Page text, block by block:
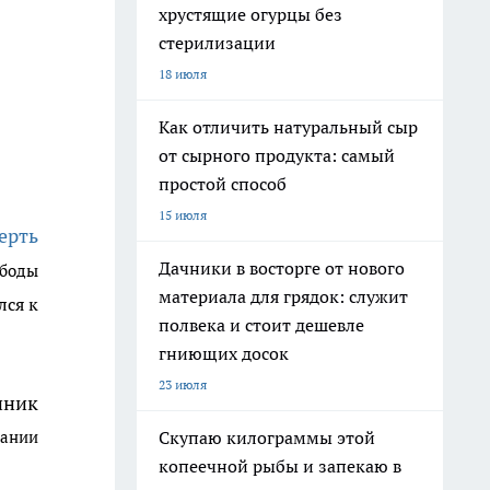
к
хрустящие огурцы без
стерилизации
18 июля
Как отличить натуральный сыр
от сырного продукта: самый
простой способ
15 июля
Дачники в восторге от нового
материала для грядок: служит
полвека и стоит дешевле
гниющих досок
23 июля
Скупаю килограммы этой
копеечной рыбы и запекаю в